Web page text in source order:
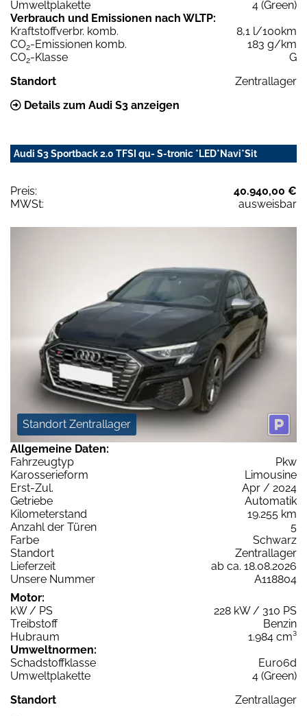
Umweltplakette
4 (Green)
Verbrauch und Emissionen nach WLTP:
Kraftstoffverbr. komb.
8,1 l/100km
CO2-Emissionen komb.
183 g/km
CO2-Klasse
G
Standort
Zentrallager
Details zum Audi S3 anzeigen
Audi S3 Sportback 2.0 TFSI qu- S-tronic *LED*Navi*Sit
Preis:
40.940,00 €
MWSt:
ausweisbar
Standort Zentrallager
Allgemeine Daten:
Fahrzeugtyp
Pkw
Karosserieform
Limousine
Erst-Zul.
Apr / 2024
Getriebe
Automatik
Kilometerstand
19.255 km
Anzahl der Türen
5
Farbe
Schwarz
Standort
Zentrallager
Lieferzeit
ab ca. 18.08.2026
Unsere Nummer
A118804
Motor:
kW / PS
228 kW / 310 PS
Treibstoff
Benzin
Hubraum
1.984 cm³
Umweltnormen:
Schadstoffklasse
Euro6d
Umweltplakette
4 (Green)
Standort
Zentrallager